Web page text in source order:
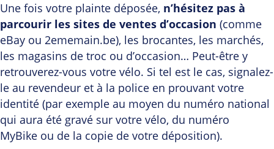
Une fois votre plainte déposée, n’hésitez pas à
parcourir les sites de ventes d’occasion (comme
eBay ou 2ememain.be), les brocantes, les marchés,
les magasins de troc ou d’occasion… Peut-être y
retrouverez-vous votre vélo. Si tel est le cas, signalez-
le au revendeur et à la police en prouvant votre
identité (par exemple au moyen du numéro national
qui aura été gravé sur votre vélo, du numéro
MyBike ou de la copie de votre déposition).